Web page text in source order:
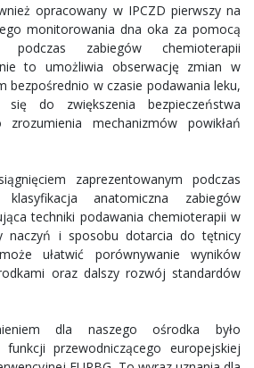
opracowany w IPCZD pierwszy na
monitorowania dna oka za pomocą
podczas zabiegów chemioterapii
to umożliwia obserwację zmian w
bezpośrednio w czasie podawania leku,
do zwiększenia bezpieczeństwa
mechanizmów powikłań
zaprezentowanym podczas
anatomiczna zabiegów
techniki podawania chemioterapii w
naczyń i sposobu dotarcia do tętnicy
ułatwić porównywanie wyników
oraz dalszy rozwój standardów
dla naszego ośrodka było
przewodniczącego europejskiej